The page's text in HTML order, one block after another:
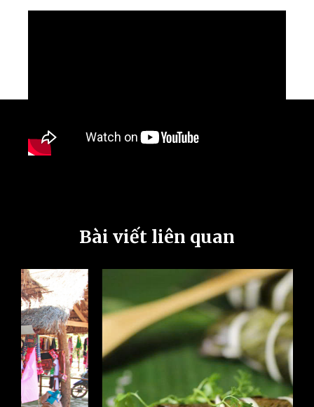
Bài viết liên quan